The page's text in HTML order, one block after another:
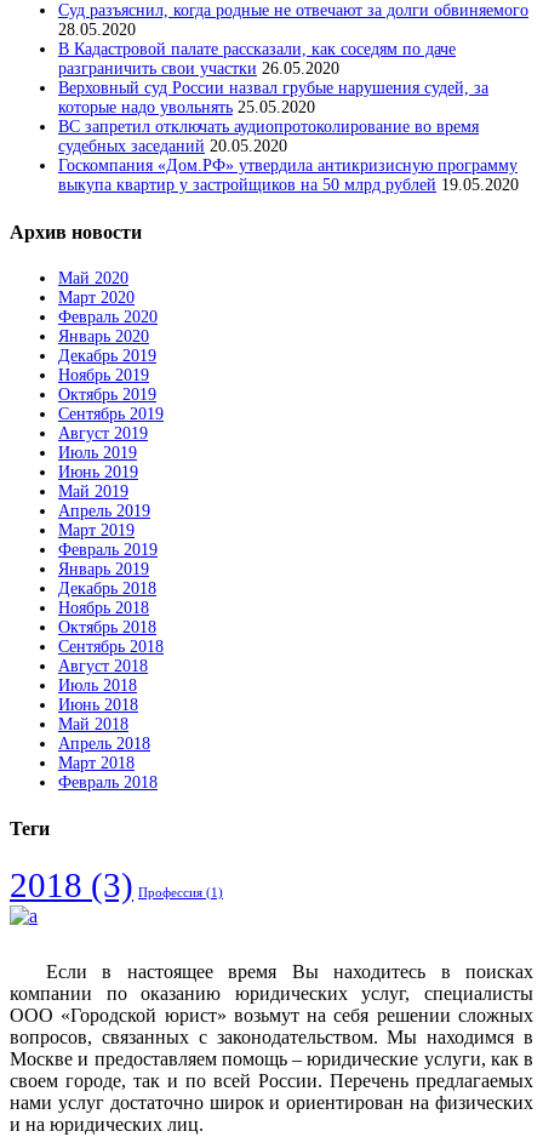
Суд разъяснил, когда родные не отвечают за долги обвиняемого
28.05.2020
В Кадастровой палате рассказали, как соседям по даче
разграничить свои участки 26.05.2020
Верховный суд России назвал грубые нарушения судей, за
которые надо увольнять 25.05.2020
ВС запретил отключать аудиопротоколирование во время
судебных заседаний 20.05.2020
Госкомпания «Дом.РФ» утвердила антикризисную программу
выкупа квартир у застройщиков на 50 млрд рублей 19.05.2020
Архив новости
Май 2020
Март 2020
Февраль 2020
Январь 2020
Декабрь 2019
Ноябрь 2019
Октябрь 2019
Сентябрь 2019
Август 2019
Июль 2019
Июнь 2019
Май 2019
Апрель 2019
Март 2019
Февраль 2019
Январь 2019
Декабрь 2018
Ноябрь 2018
Октябрь 2018
Сентябрь 2018
Август 2018
Июль 2018
Июнь 2018
Май 2018
Апрель 2018
Март 2018
Февраль 2018
Теги
2018 (3) Профессия (1)
Если в настоящее время Вы находитесь в поисках
компании по оказанию юридических услуг, специалисты
ООО «Городской юрист» возьмут на себя решении сложных
вопросов, связанных с законодательством. Мы находимся в
Москве и предоставляем помощь – юридические услуги, как в
своем городе, так и по всей России. Перечень предлагаемых
нами услуг достаточно широк и ориентирован на физических
и на юридических лиц.